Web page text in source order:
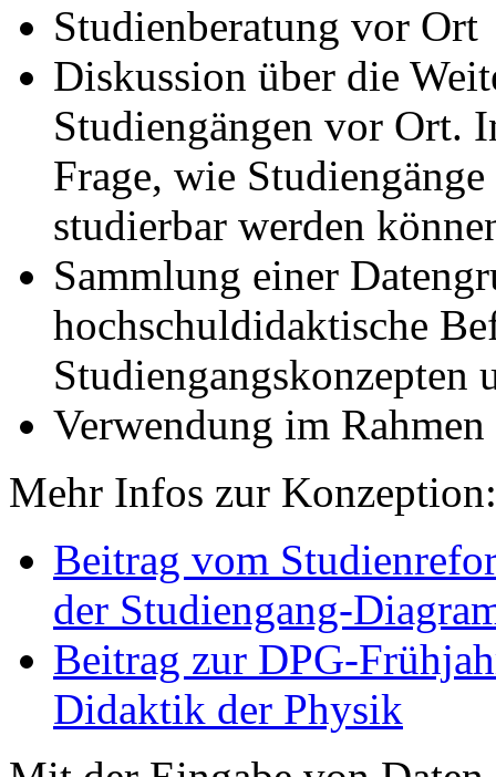
Studienberatung vor Ort
Diskussion über die
Studiengängen vor Ort.
Frage, wie
studierbar werden
Sammlung einer
hochschuldidaktische
Studiengangskonzepten
Verwendung im
Mehr Infos zur Konzeption:
Beitrag vom
der Studiengang-
Beitrag zur DPG-
Didaktik der Physik